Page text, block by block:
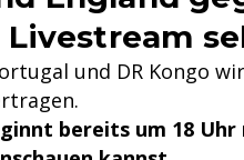
und DR Kongo
bereits um 18